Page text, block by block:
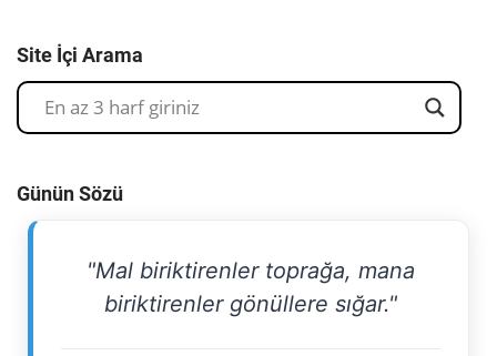
Site İçi Arama
Günün Sözü
"Mal biriktirenler toprağa, mana
biriktirenler gönüllere sığar."